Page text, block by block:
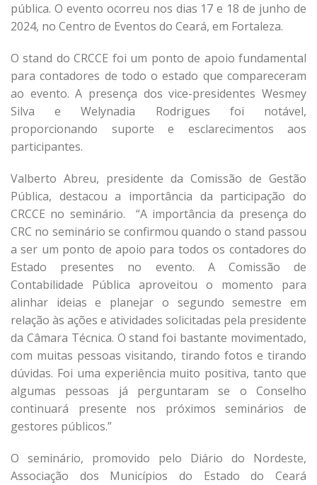
pública. O evento ocorreu nos dias 17 e 18 de junho de
2024, no Centro de Eventos do Ceará, em Fortaleza.
O stand do CRCCE foi um ponto de apoio fundamental
para contadores de todo o estado que compareceram
ao evento. A presença dos vice-presidentes Wesmey
Silva e Welynadia Rodrigues foi notável,
proporcionando suporte e esclarecimentos aos
participantes.
Valberto Abreu, presidente da Comissão de Gestão
Pública, destacou a importância da participação do
CRCCE no seminário. “A importância da presença do
CRC no seminário se confirmou quando o stand passou
a ser um ponto de apoio para todos os contadores do
Estado presentes no evento. A Comissão de
Contabilidade Pública aproveitou o momento para
alinhar ideias e planejar o segundo semestre em
relação às ações e atividades solicitadas pela presidente
da Câmara Técnica. O stand foi bastante movimentado,
com muitas pessoas visitando, tirando fotos e tirando
dúvidas. Foi uma experiência muito positiva, tanto que
algumas pessoas já perguntaram se o Conselho
continuará presente nos próximos seminários de
gestores públicos.”
O seminário, promovido pelo Diário do Nordeste,
Associação dos Municípios do Estado do Ceará